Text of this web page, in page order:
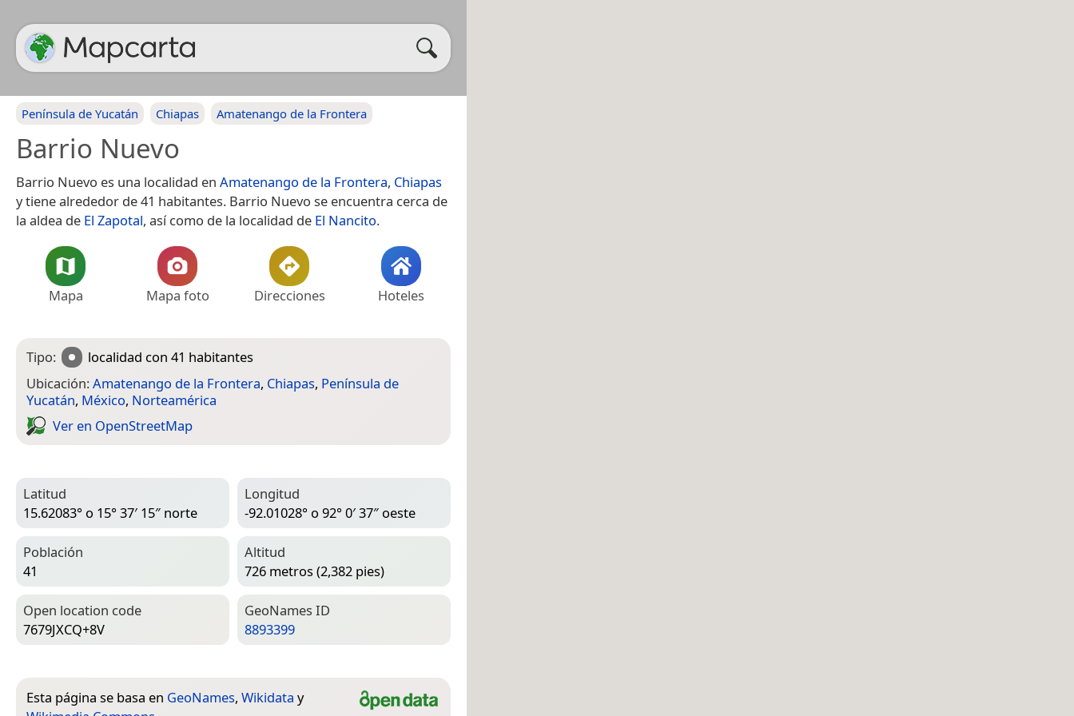
Península de Yucatán Chiapas Amatenango de la Frontera
Barrio Nuevo
Barrio Nuevo es una localidad en Amatenango de la Frontera, Chiapas
y tiene alrededor de 41 habitantes. Barrio Nuevo se encuentra cerca de
la aldea de El Zapotal, así como de la localidad de El Nancito.
Mapa Mapa foto Direcciones Hoteles
Tipo: localidad con 41 habitantes
Ubicación:Amatenango de la Frontera, Chiapas, Península de
Yucatán, México, Norteamérica
Ver en Open­Street­Map
Latitud
15.62083° o 15° 37′ 15″ norte
Longitud
-92.01028° o 92° 0′ 37″ oeste
Población
41
Altitud
726 metros (2,382 pies)
Open location code
7679JXCQ+8V
Geo­Names ID
8893399
Esta página se basa en GeoNames, Wikidata y